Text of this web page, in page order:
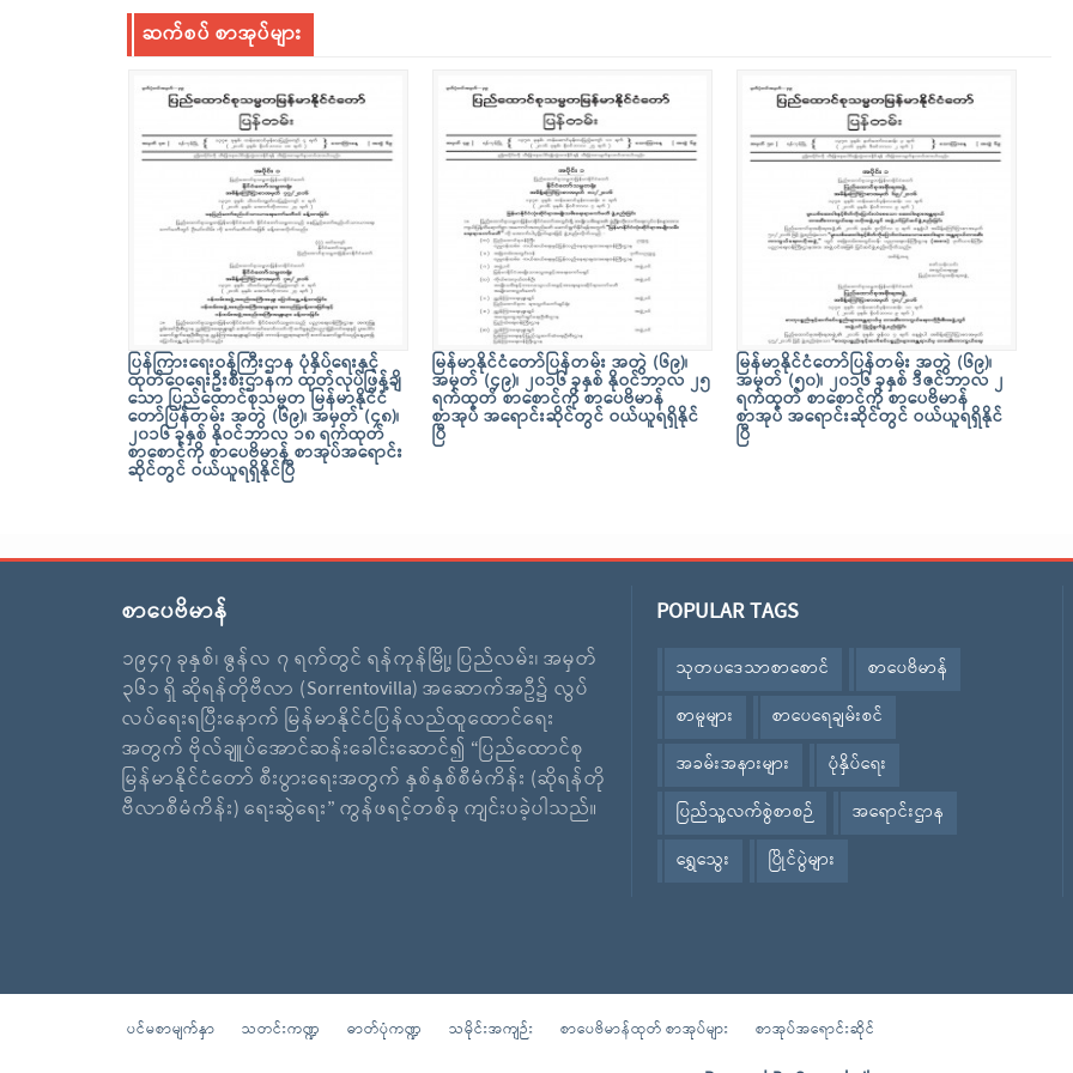
ဆက်စပ် စာအုပ်များ
ပြန်ကြားရေးဝန်ကြီးဌာန ပုံနှိပ်ရေးနှင့်
ထုတ်ဝေရေးဦးစီးဌာနက ထုတ်လုပ်ဖြန့်ချိ
သော ပြည်ထောင်စုသမ္မတ မြန်မာနိုင်ငံ
တော်ပြန်တမ်း အတွဲ (၆၉)၊ အမှတ် (၄၈)၊
၂၀၁၆ ခုနှစ် နိုဝင်ဘာလ ၁၈ ရက်ထုတ်
စာစောင်ကို စာပေဗိမာန် စာအုပ်အရောင်း
ဆိုင်တွင် ဝယ်ယူရရှိနိုင်ပြီ
မြန်မာနိုင်ငံတော်ပြန်တမ်း အတွဲ (၆၉)၊
အမှတ် (၄၉)၊ ၂၀၁၆ ခုနှစ် နိုဝင်ဘာလ ၂၅
ရက်ထုတ် စာစောင်ကို စာပေဗိမာန်
စာအုပ် အရောင်းဆိုင်တွင် ဝယ်ယူရရှိနိုင်
ပြီ
မြန်မာနိုင်ငံတော်ပြန်တမ်း အတွဲ (၆၉)၊
အမှတ် (၅၀)၊ ၂၀၁၆ ခုနှစ် ဒီဇင်ဘာလ ၂
ရက်ထုတ် စာစောင်ကို စာပေဗိမာန်
စာအုပ် အရောင်းဆိုင်တွင် ဝယ်ယူရရှိနိုင်
ပြီ
စာပေဗိမာန်
၁၉၄၇ ခုနှစ်၊ ဇွန်လ ၇ ရက်တွင် ရန်ကုန်မြို့၊ ပြည်လမ်း၊ အမှတ်
၃၆၁ ရှိ ဆိုရန်တိုဗီလာ (Sorrentovilla) အဆောက်အဦ၌ လွပ်
လပ်ရေးရပြီးနောက် မြန်မာနိုင်ငံပြန်လည်ထူထောင်ရေး
အတွက် ဗိုလ်ချူပ်အောင်ဆန်းခေါင်းဆောင်၍ “ပြည်ထောင်စု
မြန်မာနိုင်ငံတော် စီးပွားရေးအတွက် နှစ်နှစ်စီမံကိန်း (ဆိုရန်တို
ဗီလာစီမံကိန်း) ရေးဆွဲရေး” ကွန်ဖရင့်တစ်ခု ကျင်းပခဲ့ပါသည်။
POPULAR TAGS
သုတပဒေသာစာစောင်
စာပေဗိမာန်
စာမူများ
စာပေရေချမ်းစင်
အခမ်းအနားများ
ပုံနှိပ်ရေး
ပြည်သူ့လက်စွဲစာစဉ်
အရောင်းဌာန
ရွှေသွေး
ပြိုင်ပွဲများ
ပင်မစာမျက်နှာ သတင်းကဏ္ဍ ဓာတ်ပုံကဏ္ဍ သမိုင်းအကျဉ်း စာပေဗိမာန်ထုတ် စာအုပ်များ စာအုပ်အရောင်းဆိုင်